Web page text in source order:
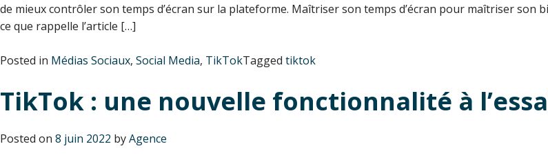
de mieux contrôler son temps d’écran sur la plateforme. Maîtriser son temps d’écran pour maîtriser
ce que rappelle l’article […]
Posted in Médias Sociaux, Social Media, TikTokTagged tiktok
TikTok : une nouvelle fonctionnalité à
Posted on 8 juin 2022 byAgence